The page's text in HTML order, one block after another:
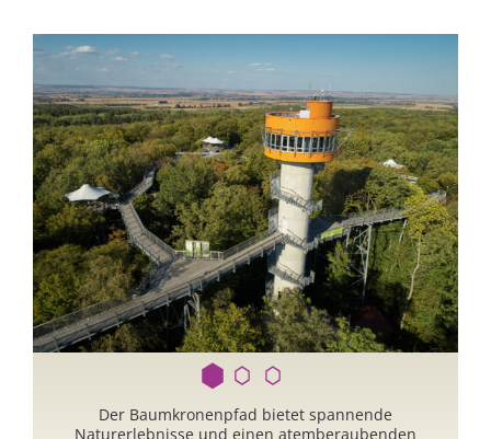
Der Baumkronenpfad bietet spannende
Naturerlebnisse und einen atemberaubenden